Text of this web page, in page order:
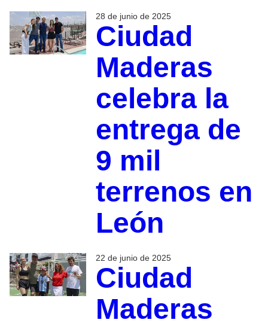
28 de junio de 2025
Ciudad
Maderas
celebra la
entrega de
9 mil
terrenos en
León
22 de junio de 2025
Ciudad
Maderas